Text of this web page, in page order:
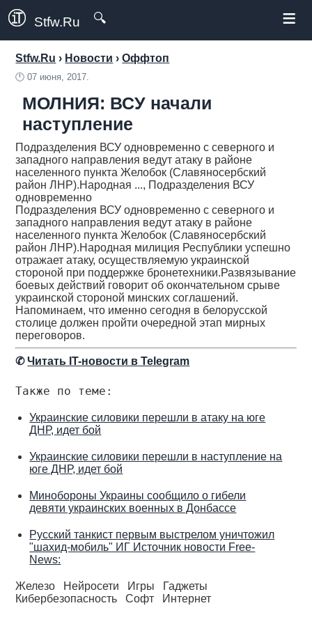
Stfw.Ru 🔍 ≡
Stfw.Ru › Новости ›Оффтоп
🕛07 июня, 2017.
МОЛНИЯ: ВСУ начали
наступление
Подразделения ВСУ одновременно с северного и
западного направления ведут атаку в районе
населенного пункта Желобок (Славяносербский
район ЛНР).Народная ..., Подразделения ВСУ
одновременно
Подразделения ВСУ одновременно с северного и
западного направления ведут атаку в районе
населенного пункта Желобок (Славяносербский
район ЛНР).Народная милиция Республики успешно
отражает атаку, осуществляемую украинской
стороной при поддержке бронетехники.Развязывание
боевых действий говорит об окончательном срыве
украинской стороной минских соглашений.
Напоминаем, что именно сегодня в белорусской
столице должен пройти очередной этап мирных
переговоров.
✆Читать IT-новости в Telegram
Также по теме:
Украинские силовики перешли в атаку на юге
ДНР, идет бой
Украинские силовики перешли в наступление на
юге ДНР, идет бой
Минобороны Украины сообщило о гибели
девяти украинских военных в Донбассе
Русский танкист первым выстрелом уничтожил
"шахид-мобиль" ИГ Источник новости Free-
News:
Железо Нейросети Игры
Гаджеты
Кибербезопасность
Софт Интернет